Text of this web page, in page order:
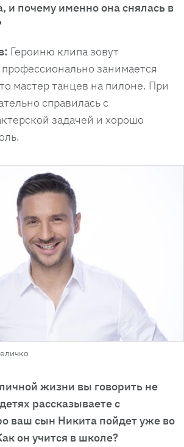
и почему именно она снялась в
Героиню клипа зовут
занимается
мастер танцев на пилоне. При
справилась с
задачей и хорошо
жизни вы говорить не
рассказываете с
ваш сын Никита пойдет уже во
он учится в школе?